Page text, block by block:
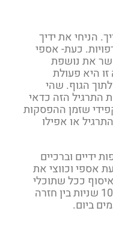
הניחי את ידיך
כעת- אספי
את נושפת
היא פעולת
הגוף. שהי
את התרגיל הזה כדאי
והקפידי שזמן ההפסקות
או אפילו
ידיים וברכיים
אספי וכווצי את
ככל שתוכלי
ולמשך 10 שניות. הרפי והמתיני 10 שניות בין חזרה
ביום.